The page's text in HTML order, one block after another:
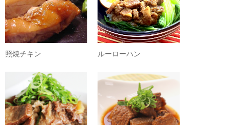
照焼チキン ルーローハン